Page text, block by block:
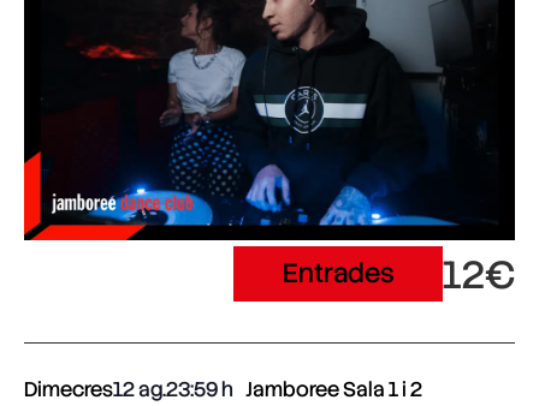
Entrades 12€
Dimecres12 ag.23:59 Jamboree Sala 1 i 2